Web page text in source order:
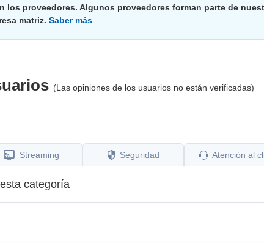
proveedores. Algunos proveedores forman parte de
matriz. Saber más
(Las opiniones de los usuarios no están verificadas)
Streaming Seguridad Atención al
categoría